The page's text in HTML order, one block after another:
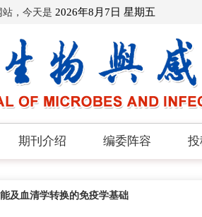
，今天是 2026年8月7日 星期五
期刊介绍 编委阵容
及血清学转换的免疫学基础